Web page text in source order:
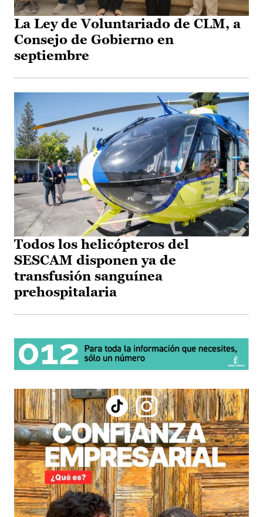
La Ley de Voluntariado de CLM, a
Consejo de Gobierno en
septiembre
Todos los helicópteros del
SESCAM disponen ya de
transfusión sanguínea
prehospitalaria